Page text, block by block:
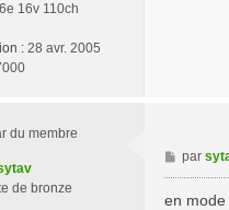
16v 110ch
: 28 avr. 2005
de bronze
M
e
s
par
en mode